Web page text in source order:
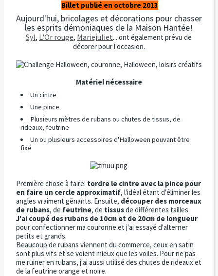
Billet publié en octobre 2013
Aujourd'hui, bricolages et décorations pour chasser
les esprits démoniaques de la Maison Hantée!
Syl, L'Or rouge, Mariejuliet... ont également prévu de
décorer pour l'occasion.
Matériel nécessaire
Un cintre
Une pince
Plusieurs mètres de rubans ou chutes de tissus, de
rideaux, feutrine
Un ou plusieurs accessoires d'Halloween pouvant être
fixé
Première chose à faire: tordre le cintre avec la pince pour
en faire un cercle approximatif, l'idéal étant d'éliminer les
angles vraiment gênants. Ensuite, découper des morceaux
de rubans, de feutrine, de tissusde différentes tailles.
J'ai coupé des rubans de 10cm et de 20cm de longueur
pour confectionner ma couronne et j'ai essayé d'alterner
petits et grands.
Beaucoup de rubans viennent du commerce, ceux en satin
sont plus vifs et se voient mieux que les voiles. Pour ne pas
me ruiner en rubans, j'ai aussi utilisé des chutes de rideaux et
de la feutrine orange et noire.